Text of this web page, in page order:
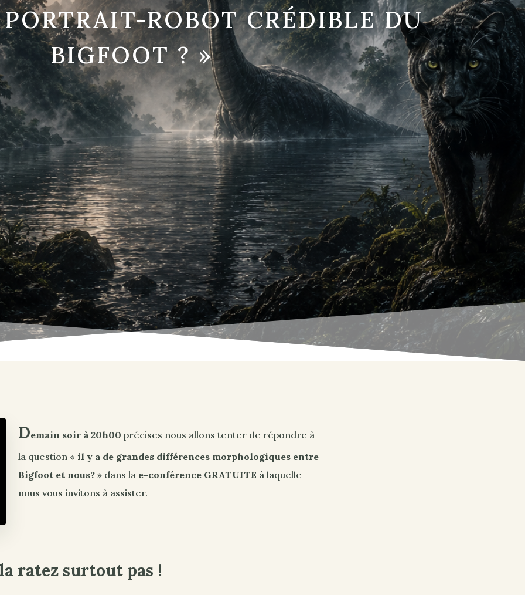
ROBOT CRÉDIBLE DU
BIGFOOT ? »
Demain soir à 20h00précises nous allons tenter de répondre à
la question « il y a de grandes différences morphologiques entre
Bigfoot et nous? » dans la e-conférence GRATUITE à laquelle
nous vous invitons à assister.
ratez surtout pas !